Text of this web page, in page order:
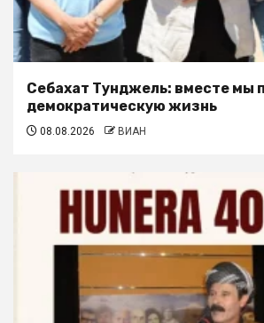
Себахат Тунджель: вместе мы
демократическую жизнь
08.08.2026 ВИАН